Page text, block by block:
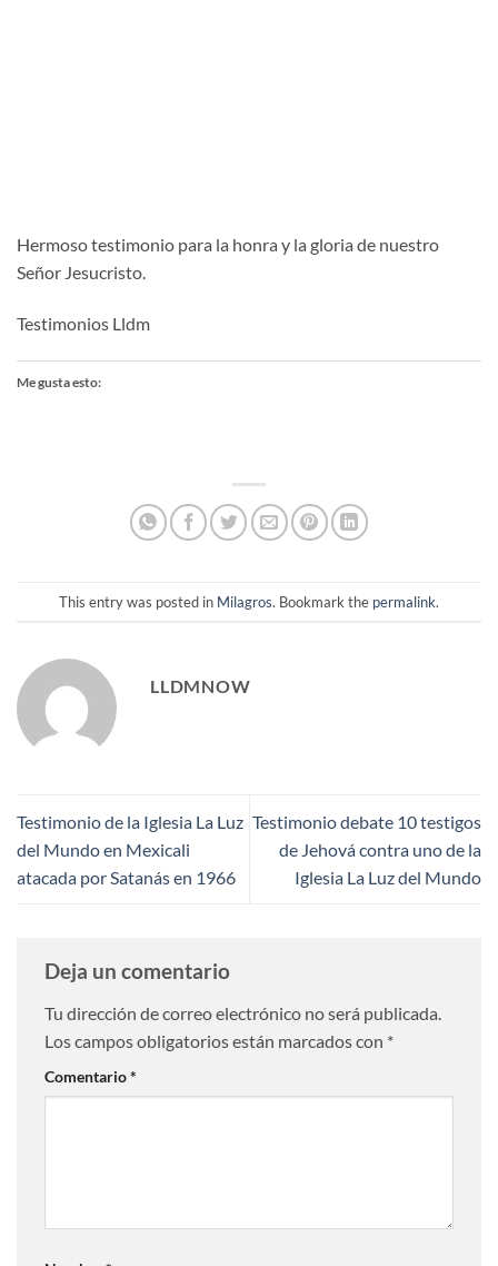
Hermoso testimonio para la honra y la gloria de nuestro
Señor Jesucristo.
Testimonios Lldm
Me gusta esto:
This entry was posted in Milagros. Bookmark the permalink.
LLDMNOW
Testimonio de la Iglesia La Luz
del Mundo en Mexicali
atacada por Satanás en 1966
Testimonio debate 10 testigos
de Jehová contra uno de la
Iglesia La Luz del Mundo
Deja un comentario
Tu dirección de correo electrónico no será publicada.
Los campos obligatorios están marcados con *
Comentario*